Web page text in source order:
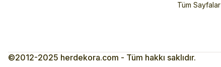
Tüm Sayfalar
©2012-2025 herdekora.com - Tüm hakkı saklıdır.